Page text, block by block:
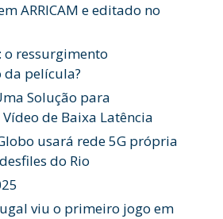
ARRICAM e editado no
ressurgimento
película?
Solução para
de Baixa Latência
usará rede 5G própria
do Rio
viu o primeiro jogo em